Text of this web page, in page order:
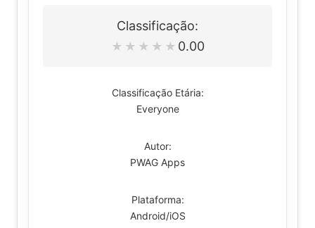
Classificação:
★ ★ ★ ★ ★ 0.00
Classificação Etária:
Everyone
Autor:
PWAG Apps
Plataforma:
Android/iOS